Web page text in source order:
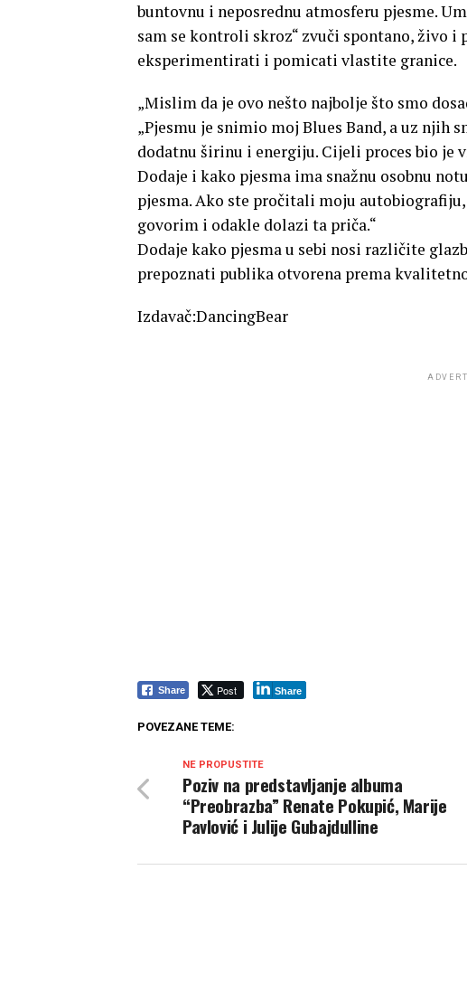
buntovnu i neposrednu atmosferu pjesme.
sam se kontroli skroz“ zvuči spontano, živo
eksperimentirati i pomicati vlastite granice.
„Mislim da je ovo nešto najbolje što smo
„Pjesmu je snimio moj Blues Band, a uz njih
dodatnu širinu i energiju. Cijeli proces bio je
Dodaje i kako pjesma ima snažnu osobnu
pjesma. Ako ste pročitali moju
govorim i odakle dolazi ta priča.“
Dodaje kako pjesma u sebi nosi različite
prepoznati publika otvorena prema
Izdavač:DancingBear
Share Post Share
POVEZANE TEME:
NE PROPUSTITE
Poziv na predstavljanje albuma
“Preobrazba” Renate Pokupić, Marije
Pavlović i Julije Gubajdulline